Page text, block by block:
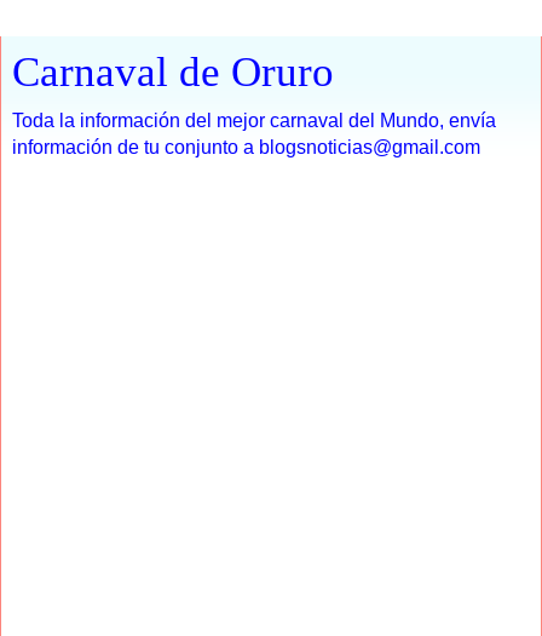
Carnaval de Oruro
Toda la información del mejor carnaval del Mundo, envía
información de tu conjunto a blogsnoticias@gmail.com